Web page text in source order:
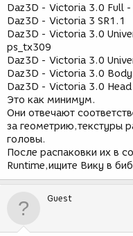
Daz3D - Victoria 3.0 Full
Daz3D - Victoria 3 SR1.1
Daz3D - Victoria 3.0
ps_tx309
Daz3D - Victoria 3.0
Daz3D - Victoria 3.0
Daz3D - Victoria 3.0
Это как минимум.
Они отвечают
за геометрию,текстуры
головы.
После распаковки их в
Runtime,ищите Вику в
Guest